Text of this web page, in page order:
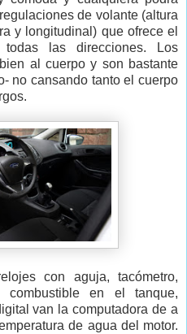
de volante (altura
y longitudinal) que ofrece el
las direcciones. Los
al cuerpo y son bastante
no cansando tanto el cuerpo
con aguja, tacómetro,
en el tanque,
van la computadora de a
de agua del motor.